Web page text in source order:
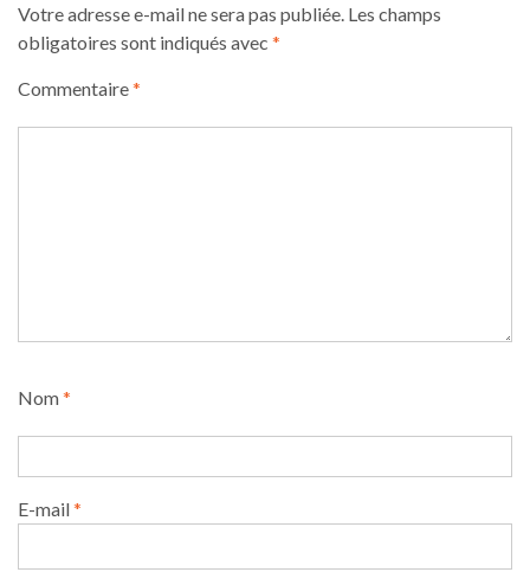
Votre adresse e-mail ne sera pas publiée. Les champs
obligatoires sont indiqués avec *
Commentaire*
Nom*
E-mail*